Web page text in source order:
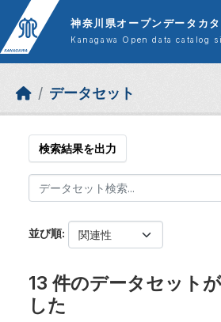
Skip to main content
神奈川県オープンデータカ
Kanagawa Open data catalog
データセット
検索結果を出力
並び順
13 件のデータセット
した